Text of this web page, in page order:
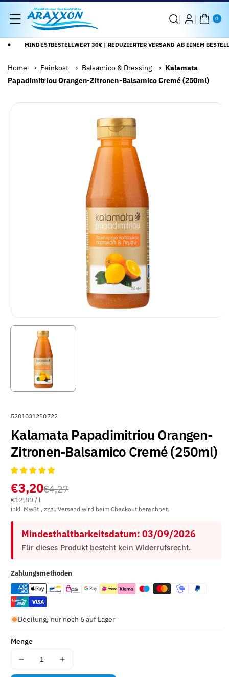
Direkt Zum
Inhalt
0
AR
TIK
MINDESTBESTELLWERT 30€ | REDUZIERTER VERSAND AB EINEM
Home › Feinkost › Balsamico & Dressing › Kalamata
Papadimitriou Orangen-Zitronen-Balsamico Cremé (250ml)
A
T
I
K
E
N
U
M
M
K
)
:
5201031250722
Kalamata Papadimitriou Orangen-
Zitronen-Balsamico Cremé (250ml)
€3,20€4,27
€12,80 / l
inkl. MwSt., zzgl. Versand wird beim Checkout berechnet.
Mindesthaltbarkeitsdatum: 03/09/2026
Für dieses Produkt besteht kein Widerrufsrecht.
Zahlungsmethoden
Beeilung, nur noch 6 auf Lager
Menge
Menge
für
Menge
für